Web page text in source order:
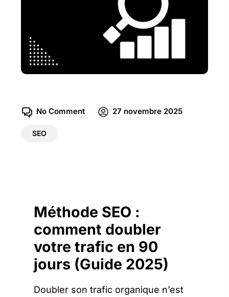
No Comment 27 novembre 2025
SEO
Méthode SEO :
comment doubler
votre trafic en 90
jours (Guide 2025)
Doubler son trafic organique n’est